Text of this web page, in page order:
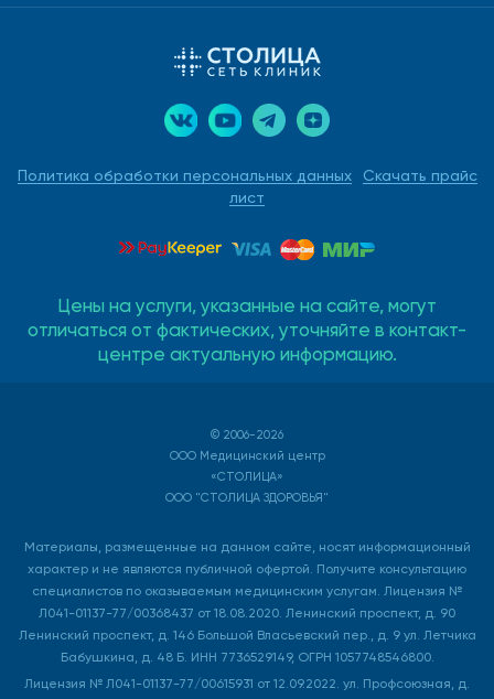
Политика обработки персональных данных
Скачать прайс
лист
Цены на услуги, указанные на сайте, могут
отличаться от фактических, уточняйте в контакт-
центре актуальную информацию.
© 2006-2026
ООО Медицинский центр
«СТОЛИЦА»
ООО "СТОЛИЦА ЗДОРОВЬЯ"
Материалы, размещенные на данном сайте, носят информационный
характер и не являются публичной офертой. Получите консультацию
специалистов по оказываемым медицинским услугам. Лицензия №
Л041-01137-77/00368437 от 18.08.2020. Ленинский проспект, д. 90
Ленинский проспект, д. 146 Большой Власьевский пер., д. 9 ул. Летчика
Бабушкина, д. 48 Б. ИНН 7736529149, ОГРН 1057748546800.
Лицензия № Л041-01137-77/00615931 от 12.09.2022. ул. Профсоюзная, д.